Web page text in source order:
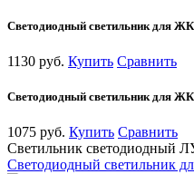
Светодиодный светильник для
1130 руб. Купить Сравнить
Светодиодный светильник для
1075 руб. Купить Сравнить
Светильник светодиодный
Светодиодный светильник